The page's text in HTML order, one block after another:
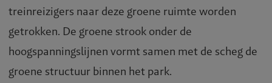
treinreizigers naar deze groene ruimte worden
getrokken. De groene strook onder de
hoogspanningslijnen vormt samen met de scheg de
groene structuur binnen het park.